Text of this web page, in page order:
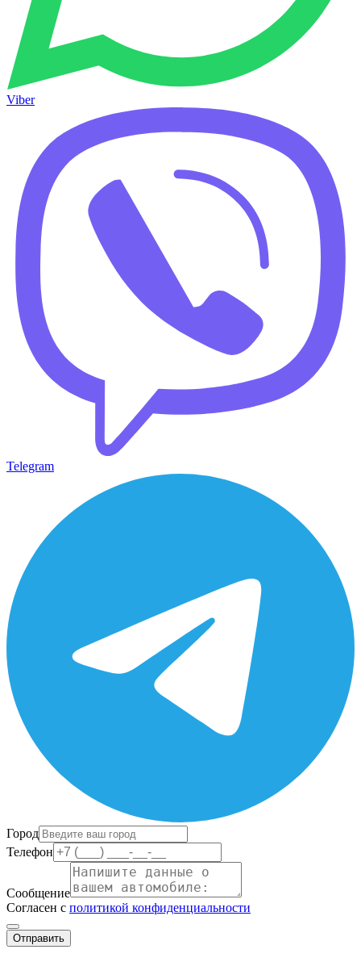
Viber
Telegram
Город
Телефон
Сообщение
Согласен с политикой конфиденциальности
Отправить